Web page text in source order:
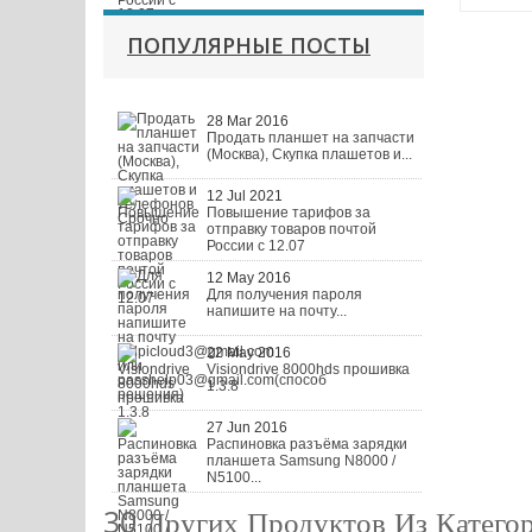
ПОПУЛЯРНЫЕ ПОСТЫ
28 Mar 2016
Продать планшет на запчасти
(Москва), Скупка плашетов и...
12 Jul 2021
Повышение тарифов за
отправку товаров почтой
России с 12.07
12 May 2016
Для получения пароля
напишите на почту...
22 May 2016
Visiondrive 8000hds прошивка
1.3.8
27 Jun 2016
Распиновка разъёма зарядки
планшета Samsung N8000 /
N5100...
30 Других Продуктов Из